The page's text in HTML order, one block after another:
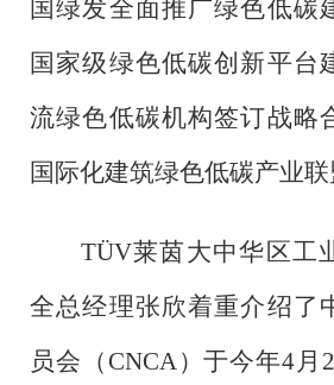
国绿发全面推广绿色低碳
国家级绿色低碳创新平台
流绿色低碳机构签订战略
国际化建筑绿色低碳产业联
TÜV莱茵大中华区工
全总经理张欣着重介绍了
员会（CNCA）于今年4